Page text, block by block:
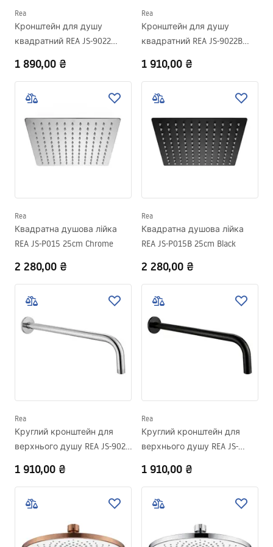
Rea
Кронштейн для душу
квадратний REA JS-9022
1 890,00 ₴
Rea
Кронштейн для душу
квадратний REA JS-9022B
1 910,00 ₴
Rea
Квадратна душова лійка
REA JS-P015 25cm Chrome
2 280,00 ₴
Rea
Квадратна душова лійка
REA JS-P015B 25cm Black
2 280,00 ₴
Rea
Круглий кронштейн для
верхнього душу REA JS-9021
1 910,00 ₴
Rea
Круглий кронштейн для
верхнього душу REA JS-
1 910,00 ₴